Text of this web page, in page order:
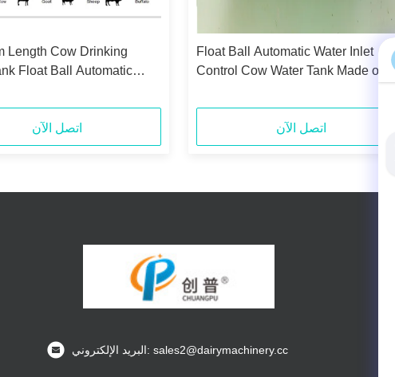
Length Cow Drinking
Float Ball Automatic
اتصل الآن
Float Ball Automatic Water Inlet
Control Cow Water Tank Made of
Management
اتصل الآن
البريد الإلكتروني: sales2@dairymachinery.cc